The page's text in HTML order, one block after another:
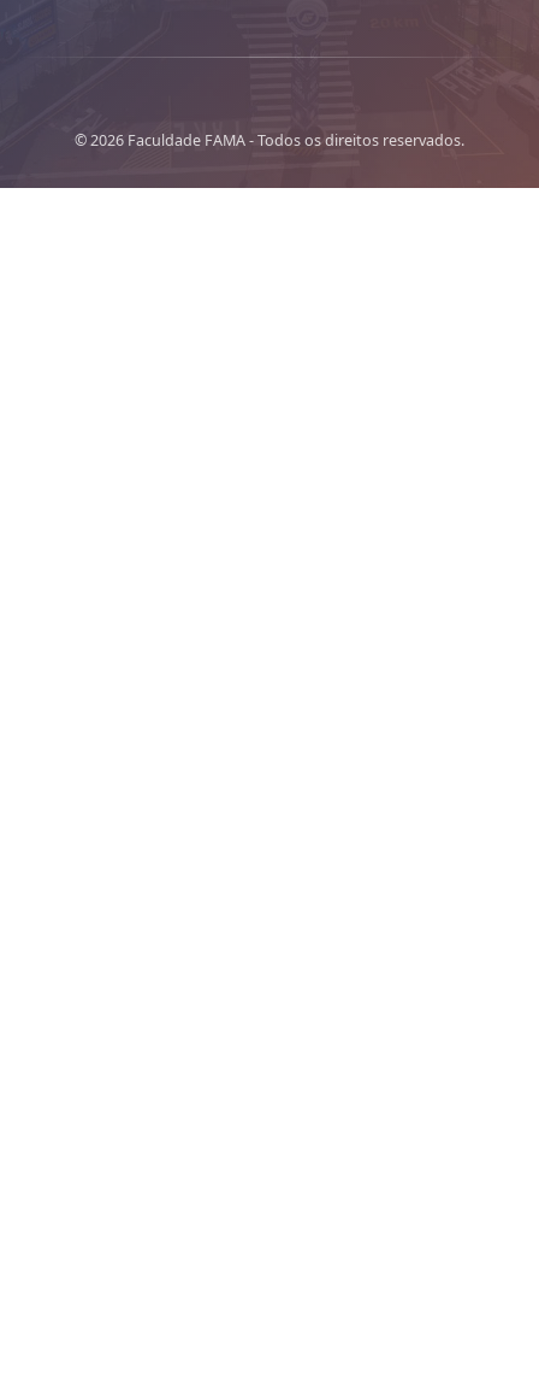
© 2026 Faculdade FAMA - Todos os direitos reservados.